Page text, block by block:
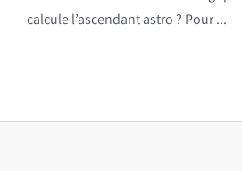
calcule l’ascendant astro ? Pour ...